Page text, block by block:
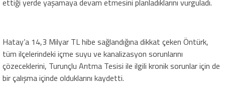
Hatay’a 14,3 Milyar TL hibe sağlandığına dikkat çeken Öntürk,
tüm ilçelerindeki içme suyu ve kanalizasyon sorunlarını
çözeceklerini, Turunçlu Arıtma Tesisi ile ilgili kronik sorunlar için de
bir çalışma içinde olduklarını kaydetti.